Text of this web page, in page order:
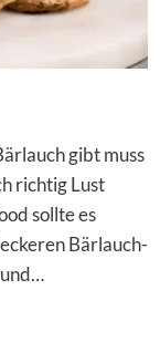
gibt muss
richtig Lust
sollte es
Bärlauch-